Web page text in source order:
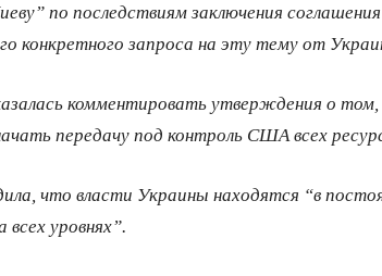
по последствиям заключения
конкретного запроса на эту тему от
комментировать утверждения о том,
передачу под контроль США всех
что власти Украины находятся “в
всех уровнях”.